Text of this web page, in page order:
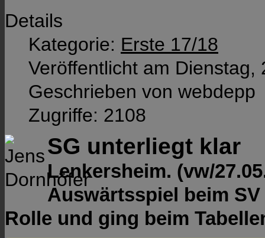
Details
Kategorie: Erste 17/18
Veröffentlicht am Dienstag,
Geschrieben von webdepp
Zugriffe: 2108
SG unterliegt klar
Lenkersheim. (vw/
Auswärtsspiel beim
Rolle und ging beim